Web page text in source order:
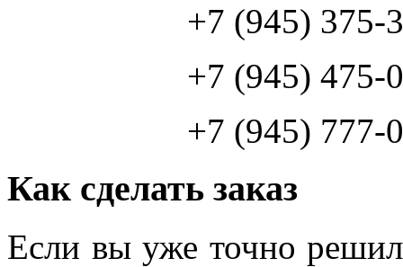
+7 (945) 375-
+7 (945) 475-
+7 (945) 777-
Как сделать заказ
Если вы уже точно